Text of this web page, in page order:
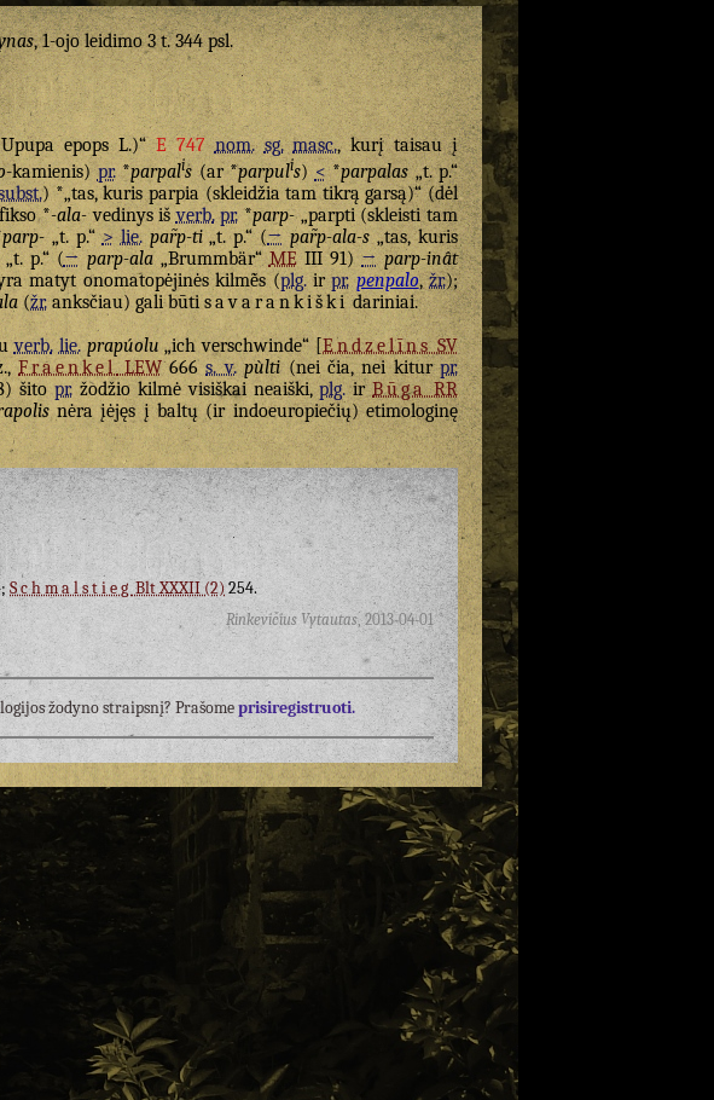
, 1-ojo leidimo 3 t. 344 psl.
epops L.)“E 747 nom. sg. masc., kurį taisau į
-kamienis)pr.*parpalis (ar *parpulis)<*parpalas„t. p.“
) *„tas, kuris parpia (skleidžia tam tikrą garsą)“ (dėl
*-ala-vedinys išverb. pr.*parp-„parpti (skleisti tam
parp-„t. p.“> lie. par̃p-ti„t. p.“ (→ par̃p-ala-s „tas, kuris
p.“ (→ parp-ala„Brummbär“MEIII 91)→ parp-inât
matyt onomatopėjinės kilmė̃s (plg.irpr. penpalo,žr.);
(žr.anksčiau) gali būtisavarankiškidariniai.
verb. lie. prapúolu „ich verschwinde“ [EndzelīnsSV
FraenkelLEW666s. v. pùlti(nei čia, nei kiturpr.
šitopr.žodžio kilmė visiškai neaiški,plg.irBūgaRR
nėra įėjęs į baltų (ir indoeuropiečių) etimologinę
Schmalstieg Blt XXXII (2)254.
Rinkevičius Vytautas,2013-04-01
žodyno straipsnį? Prašomeprisiregistruoti.